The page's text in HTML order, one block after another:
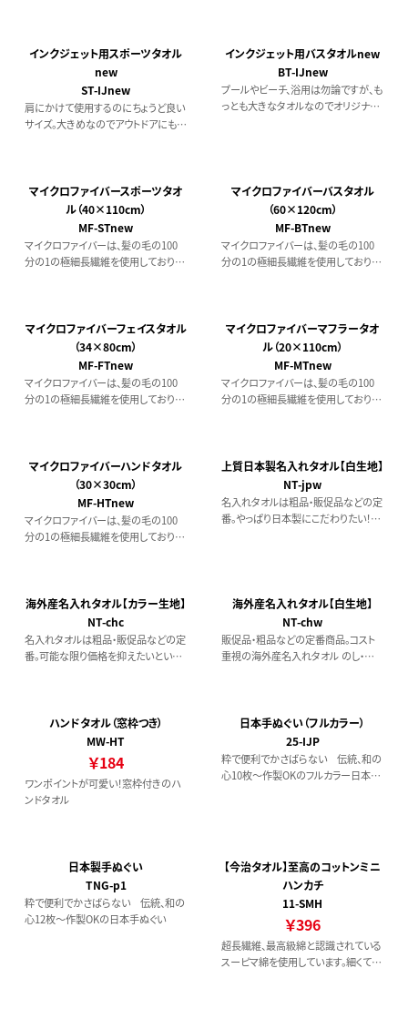
インクジェット用スポーツタオル
new
ST-IJnew
肩にかけて使用するのにちょうど良い
サイズ。大きめなのでアウトドアにもよ
能 1枚～
インクジェット用バスタオルnew
BT-IJnew
プールやビーチ、浴用は勿論ですが、も
っとも大きなタオルなのでオリジナル
マイクロファイバースポーツタオ
ル（40×110cm）
MF-STnew
マイクロファイバーは、髪の毛の100
分の1の極細長繊維を使用しており、
長繊維なので糸くずも出ず、耐久性に
も優れています。
マイクロファイバーバスタオル
（60×120cm）
MF-BTnew
マイクロファイバーは、髪の毛の100
分の1の極細長繊維を使用しており、
長繊維なので糸くずも出ず、耐久性に
も優れています。
マイクロファイバーフェイスタオル
（34×80cm）
MF-FTnew
マイクロファイバーは、髪の毛の100
分の1の極細長繊維を使用しており、
長繊維なので糸くずも出ず、耐久性に
も優れています。
マイクロファイバーマフラータオ
ル（20×110cm）
MF-MTnew
マイクロファイバーは、髪の毛の100
分の1の極細長繊維を使用しており、
長繊維なので糸くずも出ず、耐久性に
も優れています。
マイクロファイバーハンドタオル
（30×30cm）
MF-HTnew
マイクロファイバーは、髪の毛の100
分の1の極細長繊維を使用しており、
長繊維なので糸くずも出ず、耐久性に
も優れています。
上質日本製名入れタオル【白生地】
NT-jpw
名入れタオルは粗品・販促品などの定
番。やっぱり日本製にこだわりたい！そ
海外産名入れタオル【カラー生地】
NT-chc
名入れタオルは粗品・販促品などの定
番。可能な限り価格を抑えたいという
海外産名入れタオル【白生地】
NT-chw
販促品・粗品などの定番商品。コスト
重視の海外産名入れタオル のし・個
ハンドタオル（窓枠つき）
MW-HT
￥184
ワンポイントが可愛い！窓枠付きのハ
ンドタオル
日本手ぬぐい（フルカラー）
25-IJP
粋で便利でかさばらない 伝統、和の
心10枚～作製OKのフルカラー日本手
日本製手ぬぐい
TNG-p1
粋で便利でかさばらない 伝統、和の
心12枚～作製OKの日本手ぬぐい
【今治タオル】至高のコットンミニ
ハンカチ
11-SMH
￥396
超長繊維、最高級綿と認識されている
スーピマ綿を使用しています。細くて繊